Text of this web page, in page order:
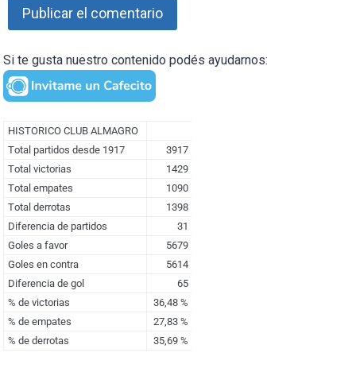
Si te gusta nuestro contenido podés ayudarnos: